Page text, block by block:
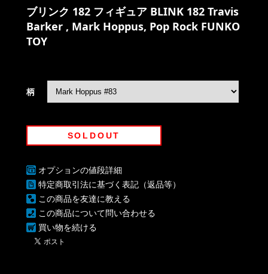
ブリンク 182 フィギュア BLINK 182 Travis
Barker , Mark Hoppus, Pop Rock FUNKO
TOY
柄
SOLDOUT
オプションの値段詳細
特定商取引法に基づく表記（返品等）
この商品を友達に教える
この商品について問い合わせる
買い物を続ける